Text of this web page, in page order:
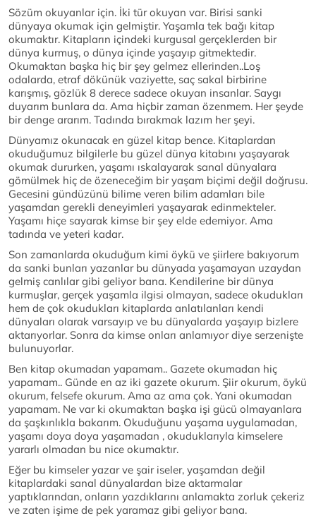
Sözüm okuyanlar için. İki tür okuyan var. Birisi sanki
dünyaya okumak için gelmiştir. Yaşamla tek bağı kitap
okumaktır. Kitapların içindeki kurgusal gerçeklerden bir
dünya kurmuş, o dünya içinde yaşayıp gitmektedir.
Okumaktan başka hiç bir şey gelmez ellerinden..Loş
odalarda, etraf dökünük vaziyette, saç sakal birbirine
karışmış, gözlük 8 derece sadece okuyan insanlar. Saygı
duyarım bunlara da. Ama hiçbir zaman özenmem. Her şeyde
bir denge ararım. Tadında bırakmak lazım her şeyi.
Dünyamız okunacak en güzel kitap bence. Kitaplardan
okuduğumuz bilgilerle bu güzel dünya kitabını yaşayarak
okumak dururken, yaşamı ıskalayarak sanal dünyalara
gömülmek hiç de özeneceğim bir yaşam biçimi değil doğrusu.
Gecesini gündüzünü bilime veren bilim adamları bile
yaşamdan gerekli deneyimleri yaşayarak edinmekteler.
Yaşamı hiçe sayarak kimse bir şey elde edemiyor. Ama
tadında ve yeteri kadar.
Son zamanlarda okuduğum kimi öykü ve şiirlere bakıyorum
da sanki bunları yazanlar bu dünyada yaşamayan uzaydan
gelmiş canlılar gibi geliyor bana. Kendilerine bir dünya
kurmuşlar, gerçek yaşamla ilgisi olmayan, sadece okudukları
hem de çok okudukları kitaplarda anlatılanları kendi
dünyaları olarak varsayıp ve bu dünyalarda yaşayıp bizlere
aktarıyorlar. Sonra da kimse onları anlamıyor diye serzenişte
bulunuyorlar.
Ben kitap okumadan yapamam.. Gazete okumadan hiç
yapamam.. Günde en az iki gazete okurum. Şiir okurum, öykü
okurum, felsefe okurum. Ama az ama çok. Yani okumadan
yapamam. Ne var ki okumaktan başka işi gücü olmayanlara
da şaşkınlıkla bakarım. Okuduğunu yaşama uygulamadan,
yaşamı doya doya yaşamadan , okuduklarıyla kimselere
yararlı olmadan bu nice okumaktır.
Eğer bu kimseler yazar ve şair iseler, yaşamdan değil
kitaplardaki sanal dünyalardan bize aktarmalar
yaptıklarından, onların yazdıklarını anlamakta zorluk çekeriz
ve zaten işime de pek yaramaz gibi geliyor bana.